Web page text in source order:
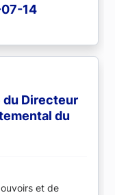
14
du Directeur
du
et de